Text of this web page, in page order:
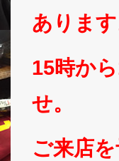
あります
15時か
せ。
ご来店